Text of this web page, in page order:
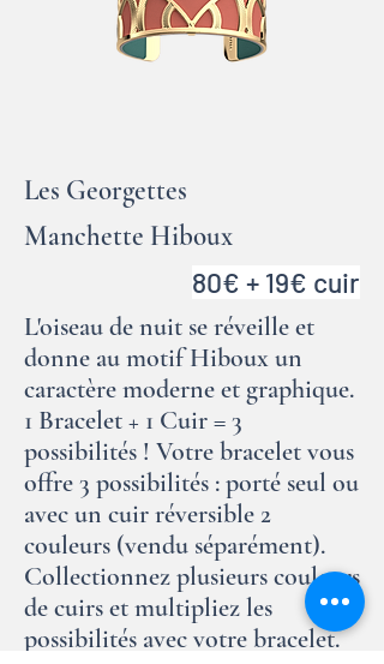
Les Georgettes
Manchette Hiboux
80€ + 19€ cuir
L'oiseau de nuit se réveille et
donne au motif Hiboux un
caractère moderne et graphique.
1 Bracelet + 1 Cuir = 3
possibilités ! Votre bracelet vous
offre 3 possibilités : porté seul ou
avec un cuir réversible 2
couleurs (vendu séparément).
Collectionnez plusieurs couleurs
de cuirs et multipliez les
possibilités avec votre bracelet.